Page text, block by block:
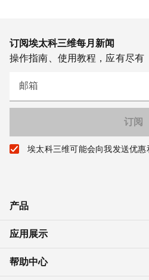
订阅埃太科三维每月新闻
操作指南、使用教程，应有尽有
邮箱
埃太科三维可能会向我发送优惠
产品
应用展示
帮助中心